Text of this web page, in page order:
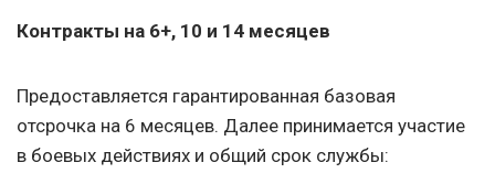
Контракты на 6+, 10 и 14 месяцев
Предоставляется гарантированная базовая
отсрочка на 6 месяцев. Далее принимается участие
в боевых действиях и общий срок службы: